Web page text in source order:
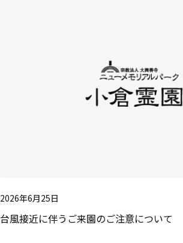
2026年6月25日
台風接近に伴うご来園のご注意について